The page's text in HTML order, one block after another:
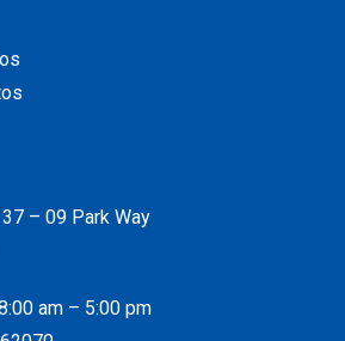
– 09 Park Way
am – 5:00 pm